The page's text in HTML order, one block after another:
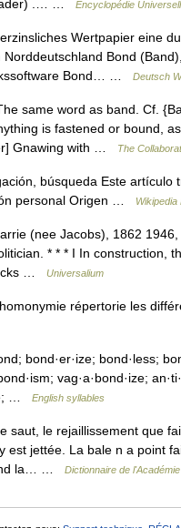
.… …
Encyclopédie
Wertpapier eine
Bond
Bond… …
Deutsch
same word as band. Cf.
is fastened or bound,
Gnawing with …
The
búsqueda Este artículo
personal Origen …
Wikipedia
(nee Jacobs), 1862
* * * I In construction,
…
Universalium
répertorie les
bond·er·ize; bond·less;
vag·a·bond·ize;
…
English syllables
saut, le rejaillissement que
est jettée. La bale n a point
la… …
Dictionnaire de